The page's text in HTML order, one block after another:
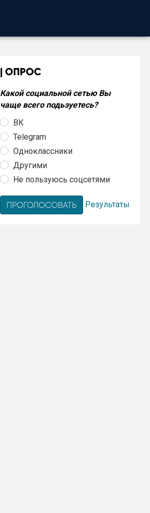
ОПРОС
Какой социальной сетью Вы
чаще всего подьзуетесь?
ВК
Telegram
Одноклассники
Другими
Не пользуюсь соцсетями
Результаты